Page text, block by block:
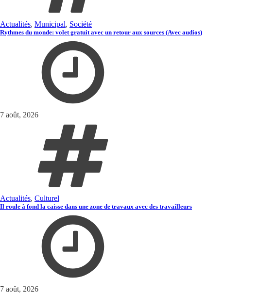
Actualités, Municipal, Société
Rythmes du monde: volet gratuit avec un retour aux sources (Avec audios)
7 août, 2026
Actualités, Culturel
Il roule à fond la caisse dans une zone de travaux avec des travailleurs
7 août, 2026